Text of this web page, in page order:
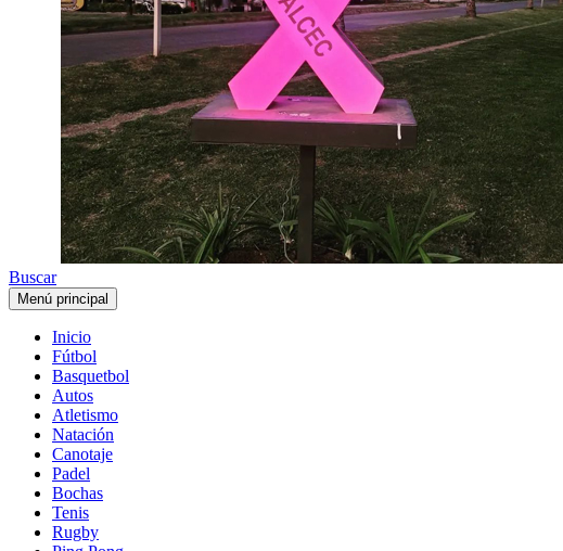
Buscar
Menú principal
Inicio
Fútbol
Basquetbol
Autos
Atletismo
Natación
Canotaje
Padel
Bochas
Tenis
Rugby